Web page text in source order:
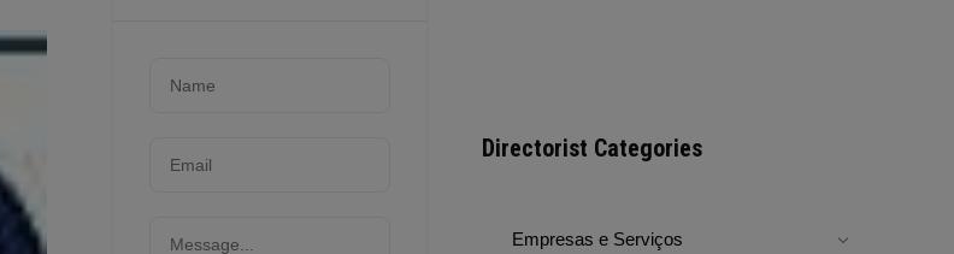
Directorist Categories
Empresas e Serviços